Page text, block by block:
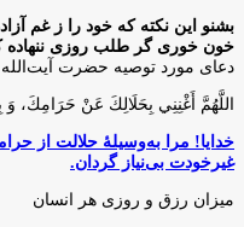
بشنو این نکته که خود را ز غم
خون خوری گر طلب روزی ننهاده
دعای مورد توصیه حضرت
اللَّهُمَّ أَغْنِنِي بِحَلَالِكَ عَنْ
خدایا! مرا به‌وسیلۀ حلالت از
غیرخودت بی‌نیاز گردان.
میزان رزق و روزی هر انسان